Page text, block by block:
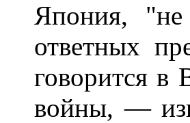
Япония, "не
ответных
говорится в
войны, —